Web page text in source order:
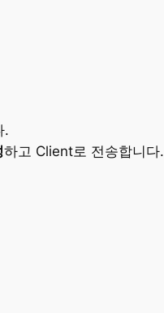
.
하고 Client로 전송합니다.